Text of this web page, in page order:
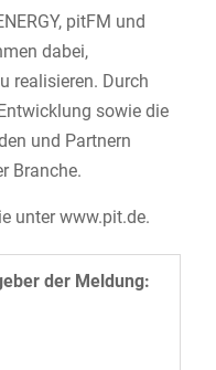
pitFM und
dabei,
realisieren. Durch
sowie die
und Partnern
Branche.
unter www.pit.de.
der Meldung: